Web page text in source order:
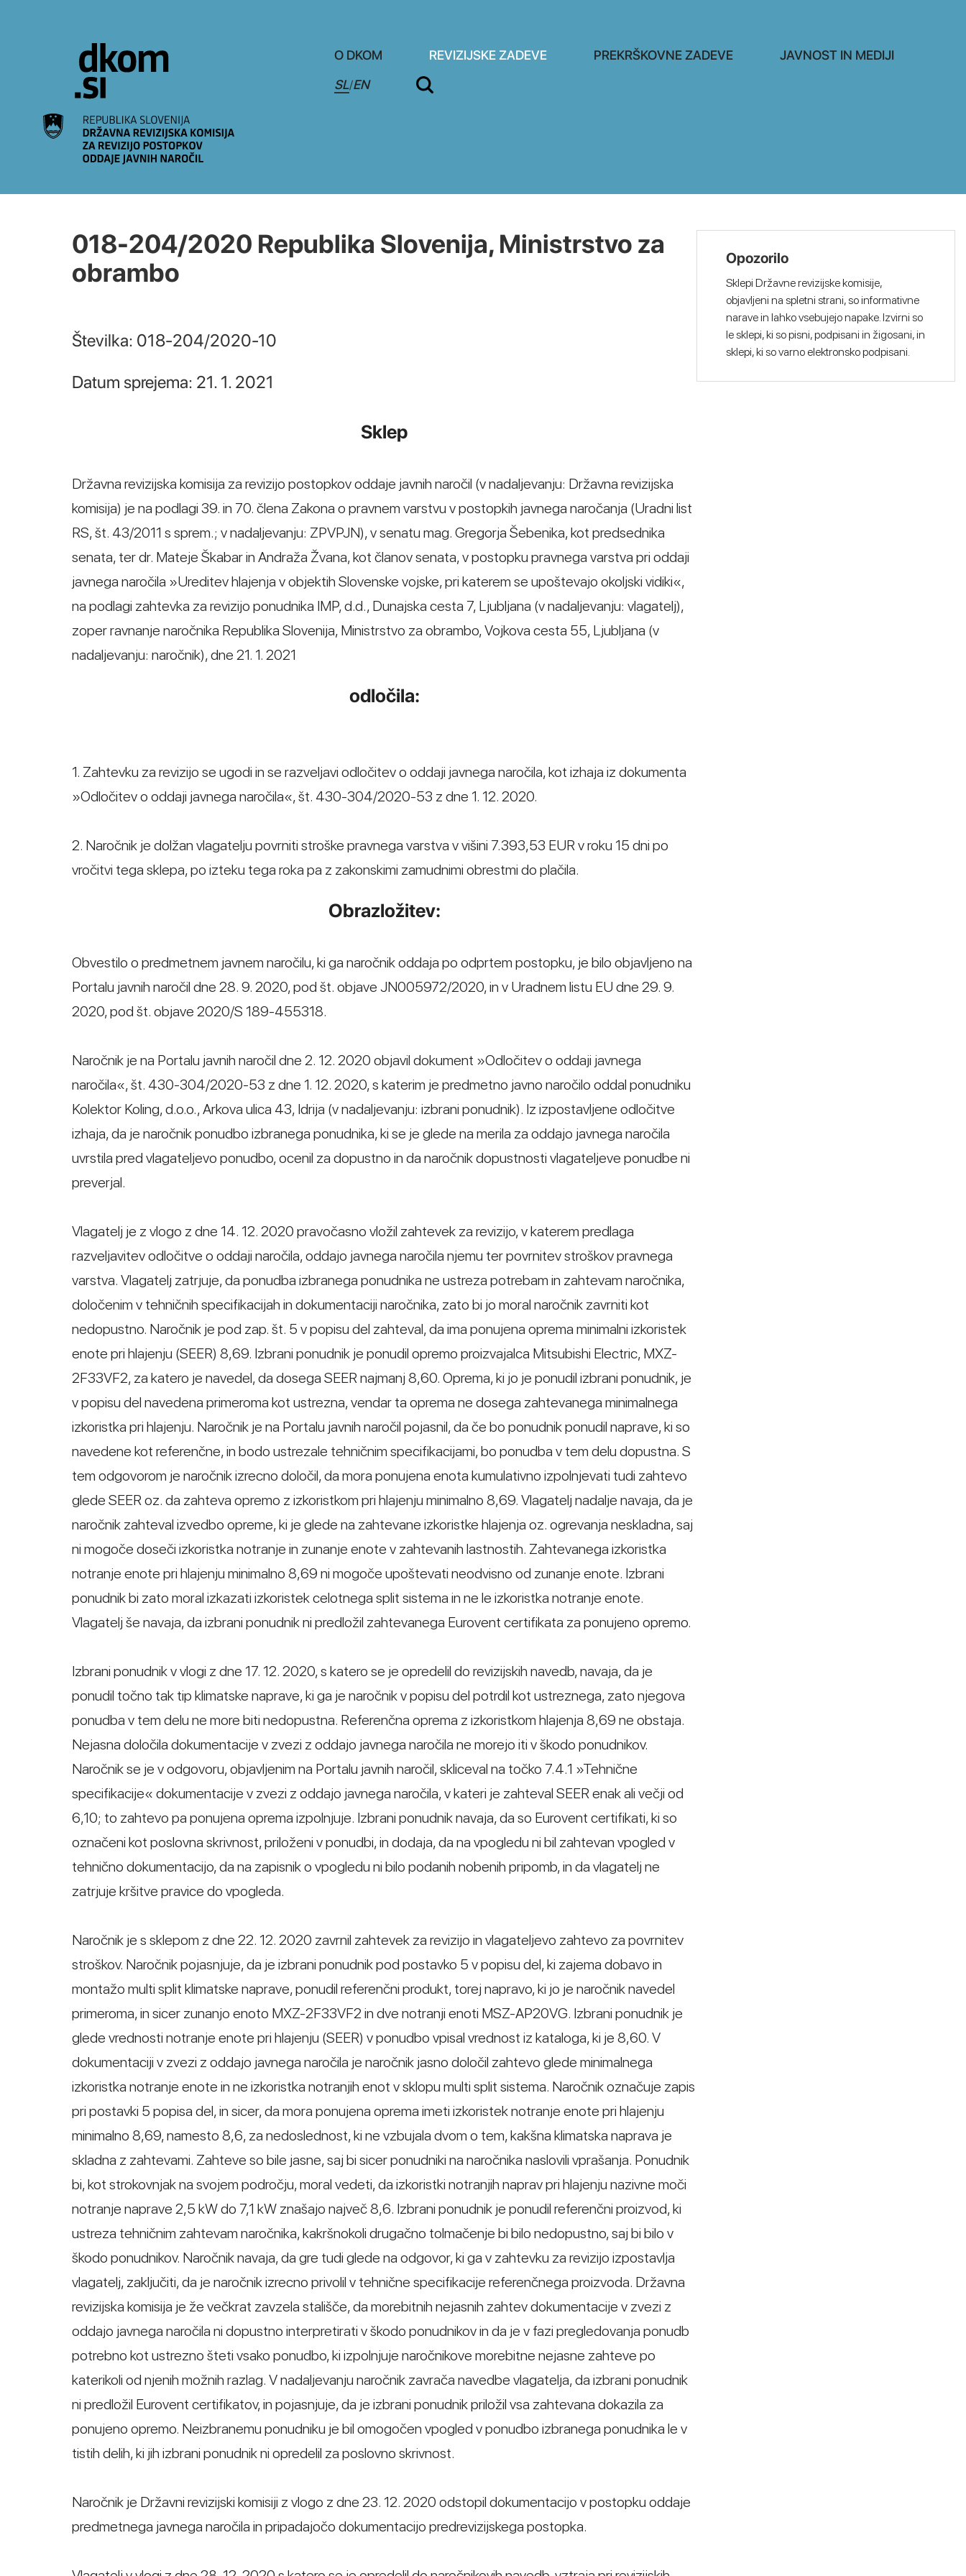
O DKOM REVIZIJSKE ZADEVE PREKRŠKOVNE ZADEVE
JAVNOST IN MEDIJI
SL/EN
018-204/2020 Republika Slovenija, Ministrstvo za
obrambo
Številka: 018-204/2020-10
Datum sprejema: 21. 1. 2021
Sklep
Državna revizijska komisija za revizijo postopkov oddaje javnih naročil (v nadaljevanju: Državna revizijska
komisija) je na podlagi 39. in 70. člena Zakona o pravnem varstvu v postopkih javnega naročanja (Uradni list
RS, št. 43/2011 s sprem.; v nadaljevanju: ZPVPJN), v senatu mag. Gregorja Šebenika, kot predsednika
senata, ter dr. Mateje Škabar in Andraža Žvana, kot članov senata, v postopku pravnega varstva pri oddaji
javnega naročila »Ureditev hlajenja v objektih Slovenske vojske, pri katerem se upoštevajo okoljski vidiki«,
na podlagi zahtevka za revizijo ponudnika IMP, d.d., Dunajska cesta 7, Ljubljana (v nadaljevanju: vlagatelj),
zoper ravnanje naročnika Republika Slovenija, Ministrstvo za obrambo, Vojkova cesta 55, Ljubljana (v
nadaljevanju: naročnik), dne 21. 1. 2021
odločila:
1. Zahtevku za revizijo se ugodi in se razveljavi odločitev o oddaji javnega naročila, kot izhaja iz dokumenta
»Odločitev o oddaji javnega naročila«, št. 430-304/2020-53 z dne 1. 12. 2020.
2. Naročnik je dolžan vlagatelju povrniti stroške pravnega varstva v višini 7.393,53 EUR v roku 15 dni po
vročitvi tega sklepa, po izteku tega roka pa z zakonskimi zamudnimi obrestmi do plačila.
Obrazložitev:
Obvestilo o predmetnem javnem naročilu, ki ga naročnik oddaja po odprtem postopku, je bilo objavljeno na
Portalu javnih naročil dne 28. 9. 2020, pod št. objave JN005972/2020, in v Uradnem listu EU dne 29. 9.
2020, pod št. objave 2020/S 189-455318.
Naročnik je na Portalu javnih naročil dne 2. 12. 2020 objavil dokument »Odločitev o oddaji javnega
naročila«, št. 430-304/2020-53 z dne 1. 12. 2020, s katerim je predmetno javno naročilo oddal ponudniku
Kolektor Koling, d.o.o., Arkova ulica 43, Idrija (v nadaljevanju: izbrani ponudnik). Iz izpostavljene odločitve
izhaja, da je naročnik ponudbo izbranega ponudnika, ki se je glede na merila za oddajo javnega naročila
uvrstila pred vlagateljevo ponudbo, ocenil za dopustno in da naročnik dopustnosti vlagateljeve ponudbe ni
preverjal.
Vlagatelj je z vlogo z dne 14. 12. 2020 pravočasno vložil zahtevek za revizijo, v katerem predlaga
razveljavitev odločitve o oddaji naročila, oddajo javnega naročila njemu ter povrnitev stroškov pravnega
varstva. Vlagatelj zatrjuje, da ponudba izbranega ponudnika ne ustreza potrebam in zahtevam naročnika,
določenim v tehničnih specifikacijah in dokumentaciji naročnika, zato bi jo moral naročnik zavrniti kot
nedopustno. Naročnik je pod zap. št. 5 v popisu del zahteval, da ima ponujena oprema minimalni izkoristek
enote pri hlajenju (SEER) 8,69. Izbrani ponudnik je ponudil opremo proizvajalca Mitsubishi Electric, MXZ-
2F33VF2, za katero je navedel, da dosega SEER najmanj 8,60. Oprema, ki jo je ponudil izbrani ponudnik, je
v popisu del navedena primeroma kot ustrezna, vendar ta oprema ne dosega zahtevanega minimalnega
izkoristka pri hlajenju. Naročnik je na Portalu javnih naročil pojasnil, da če bo ponudnik ponudil naprave, ki so
navedene kot referenčne, in bodo ustrezale tehničnim specifikacijami, bo ponudba v tem delu dopustna. S
tem odgovorom je naročnik izrecno določil, da mora ponujena enota kumulativno izpolnjevati tudi zahtevo
glede SEER oz. da zahteva opremo z izkoristkom pri hlajenju minimalno 8,69. Vlagatelj nadalje navaja, da je
naročnik zahteval izvedbo opreme, ki je glede na zahtevane izkoristke hlajenja oz. ogrevanja neskladna, saj
ni mogoče doseči izkoristka notranje in zunanje enote v zahtevanih lastnostih. Zahtevanega izkoristka
notranje enote pri hlajenju minimalno 8,69 ni mogoče upoštevati neodvisno od zunanje enote. Izbrani
ponudnik bi zato moral izkazati izkoristek celotnega split sistema in ne le izkoristka notranje enote.
Vlagatelj še navaja, da izbrani ponudnik ni predložil zahtevanega Eurovent certifikata za ponujeno opremo.
Izbrani ponudnik v vlogi z dne 17. 12. 2020, s katero se je opredelil do revizijskih navedb, navaja, da je
ponudil točno tak tip klimatske naprave, ki ga je naročnik v popisu del potrdil kot ustreznega, zato njegova
ponudba v tem delu ne more biti nedopustna. Referenčna oprema z izkoristkom hlajenja 8,69 ne obstaja.
Nejasna določila dokumentacije v zvezi z oddajo javnega naročila ne morejo iti v škodo ponudnikov.
Naročnik se je v odgovoru, objavljenim na Portalu javnih naročil, skliceval na točko 7.4.1 »Tehnične
specifikacije« dokumentacije v zvezi z oddajo javnega naročila, v kateri je zahteval SEER enak ali večji od
6,10; to zahtevo pa ponujena oprema izpolnjuje. Izbrani ponudnik navaja, da so Eurovent certifikati, ki so
označeni kot poslovna skrivnost, priloženi v ponudbi, in dodaja, da na vpogledu ni bil zahtevan vpogled v
tehnično dokumentacijo, da na zapisnik o vpogledu ni bilo podanih nobenih pripomb, in da vlagatelj ne
zatrjuje kršitve pravice do vpogleda.
Naročnik je s sklepom z dne 22. 12. 2020 zavrnil zahtevek za revizijo in vlagateljevo zahtevo za povrnitev
stroškov. Naročnik pojasnjuje, da je izbrani ponudnik pod postavko 5 v popisu del, ki zajema dobavo in
montažo multi split klimatske naprave, ponudil referenčni produkt, torej napravo, ki jo je naročnik navedel
primeroma, in sicer zunanjo enoto MXZ-2F33VF2 in dve notranji enoti MSZ-AP20VG. Izbrani ponudnik je
glede vrednosti notranje enote pri hlajenju (SEER) v ponudbo vpisal vrednost iz kataloga, ki je 8,60. V
dokumentaciji v zvezi z oddajo javnega naročila je naročnik jasno določil zahtevo glede minimalnega
izkoristka notranje enote in ne izkoristka notranjih enot v sklopu multi split sistema. Naročnik označuje zapis
pri postavki 5 popisa del, in sicer, da mora ponujena oprema imeti izkoristek notranje enote pri hlajenju
minimalno 8,69, namesto 8,6, za nedoslednost, ki ne vzbujala dvom o tem, kakšna klimatska naprava je
skladna z zahtevami. Zahteve so bile jasne, saj bi sicer ponudniki na naročnika naslovili vprašanja. Ponudnik
bi, kot strokovnjak na svojem področju, moral vedeti, da izkoristki notranjih naprav pri hlajenju nazivne moči
notranje naprave 2,5 kW do 7,1 kW znašajo največ 8,6. Izbrani ponudnik je ponudil referenčni proizvod, ki
ustreza tehničnim zahtevam naročnika, kakršnokoli drugačno tolmačenje bi bilo nedopustno, saj bi bilo v
škodo ponudnikov. Naročnik navaja, da gre tudi glede na odgovor, ki ga v zahtevku za revizijo izpostavlja
vlagatelj, zaključiti, da je naročnik izrecno privolil v tehnične specifikacije referenčnega proizvoda. Državna
revizijska komisija je že večkrat zavzela stališče, da morebitnih nejasnih zahtev dokumentacije v zvezi z
oddajo javnega naročila ni dopustno interpretirati v škodo ponudnikov in da je v fazi pregledovanja ponudb
potrebno kot ustrezno šteti vsako ponudbo, ki izpolnjuje naročnikove morebitne nejasne zahteve po
katerikoli od njenih možnih razlag. V nadaljevanju naročnik zavrača navedbe vlagatelja, da izbrani ponudnik
ni predložil Eurovent certifikatov, in pojasnjuje, da je izbrani ponudnik priložil vsa zahtevana dokazila za
ponujeno opremo. Neizbranemu ponudniku je bil omogočen vpogled v ponudbo izbranega ponudnika le v
tistih delih, ki jih izbrani ponudnik ni opredelil za poslovno skrivnost.
Naročnik je Državni revizijski komisiji z vlogo z dne 23. 12. 2020 odstopil dokumentacijo v postopku oddaje
predmetnega javnega naročila in pripadajočo dokumentacijo predrevizijskega postopka.
Opozorilo
Sklepi Državne revizijske komisije,
objavljeni na spletni strani, so informativne
narave in lahko vsebujejo napake. Izvirni so
le sklepi, ki so pisni, podpisani in žigosani, in
sklepi, ki so varno elektronsko podpisani.